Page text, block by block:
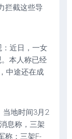
拦截这些导
近日，一女
本人称已经
中途还在成
当地时间3月2
息称，三架
称：三架F-